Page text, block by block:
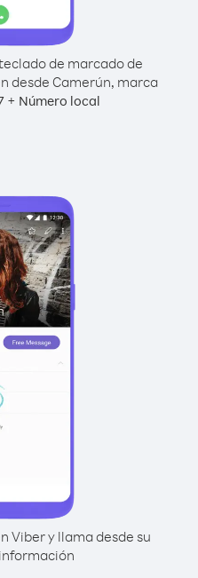
de marcado de
desde Camerún, marca
+ Número local
Viber y llama desde su